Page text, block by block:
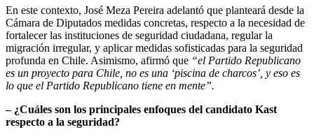
En este contexto, José Meza Pereira adelantó que planteará desde la
Cámara de Diputados medidas concretas, respecto a la necesidad de
fortalecer las instituciones de seguridad ciudadana, regular la
migración irregular, y aplicar medidas sofisticadas para la seguridad
profunda en Chile. Asimismo, afirmó que “el Partido Republicano
es un proyecto para Chile, no es una ‘piscina de charcos’, y eso es
lo que el Partido Republicano tiene en mente”.
– ¿Cuáles son los principales enfoques del candidato Kast
respecto a la seguridad?